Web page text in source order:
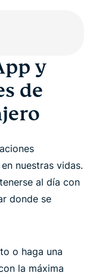
y
de
nuestras vidas.
al día con
donde se
o haga una
la máxima